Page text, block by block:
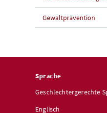
Gewaltprävention
Sprache
Geschlechtergerechte
Englisch